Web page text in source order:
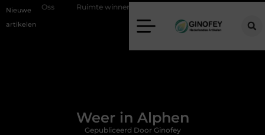
Nieuwe
artikelen
Ruimte winnen in de slaapkamer met een boxspring met opbergruimte
Weer in Alphen
Gepubliceerd Door Ginofey